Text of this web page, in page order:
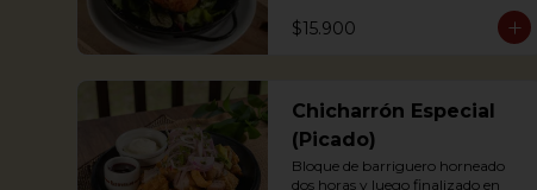
Dorado o Bravo
1 Plantain adornment wrapped in
$15.900
Chicharrón Especial
(Picado)
Bloque de barriguero horneado
dos horas y luego finalizado en